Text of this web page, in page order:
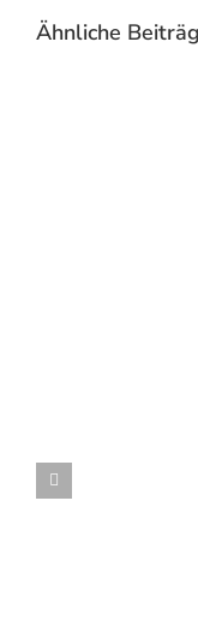
Ähnliche